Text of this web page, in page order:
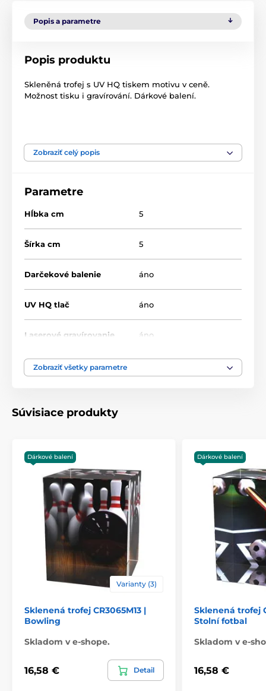
Popis a parametre
Popis produktu
Skleněná trofej s UV HQ tiskem motivu v ceně.
Možnost tisku i gravírování. Dárkové balení.
Hokej CR3065
Zobraziť celý popis
Parametre
Hĺbka cm 5
Šírka cm 5
Darčekové balenie áno
UV HQ tlač áno
Laserové gravírovanie áno
Výška cm
Materiál
Spôsob personalizácie
Laserové gravírovanie,
Farebná UV HQ potlač
Zobraziť všetky parametre
Súvisiace produkty
Dárkové balení
Varianty (3)
Sklenená trofej CR3065M13 |
Bowling
Skladom v e-shope.
16,58 € Detail
Dárkové balení
Sklenená trofej
Stolní fotbal
Skladom v e-
16,58 €